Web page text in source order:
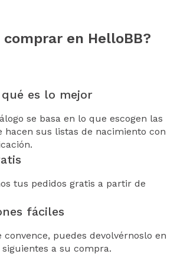
comprar en HelloBB?
qué es lo mejor
se basa en lo que escogen las
hacen sus listas de nacimiento con
tus pedidos gratis a partir de
fáciles
convence, puedes devolvérnoslo en
siguientes a su compra.